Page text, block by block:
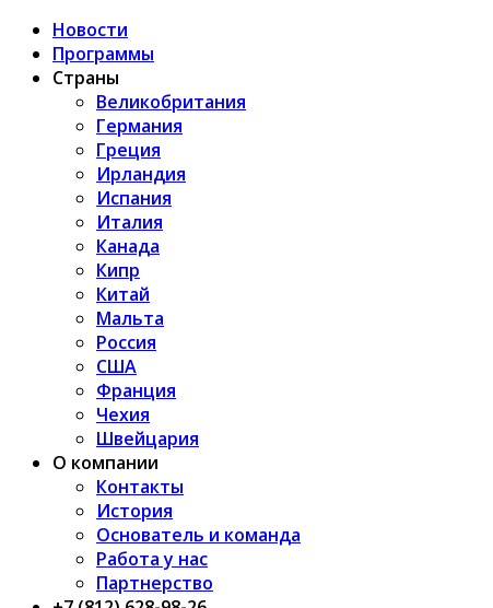
Новости
Программы
Страны
Великобритания
Германия
Греция
Ирландия
Испания
Италия
Канада
Кипр
Китай
Мальта
Россия
США
Франция
Чехия
Швейцария
О компании
Контакты
История
Основатель и команда
Работа у нас
Партнерство